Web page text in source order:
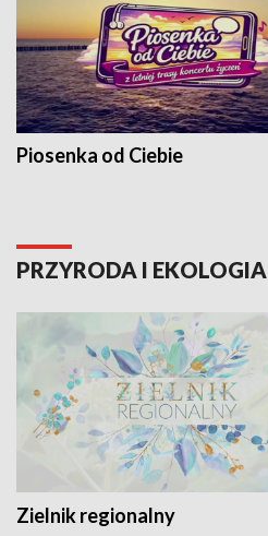
Piosenka od Ciebie
PRZYRODA I EKOLOGIA
Zielnik regionalny